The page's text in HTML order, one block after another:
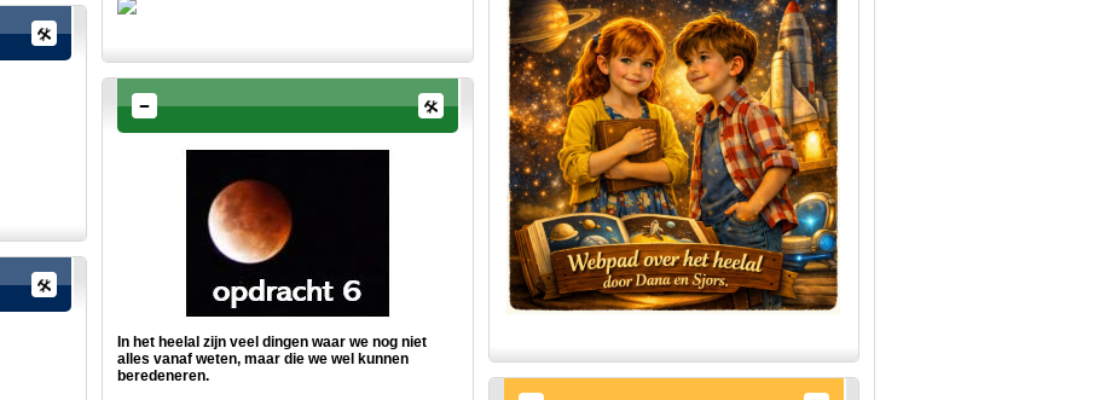
In het heelal zijn veel dingen waar we nog niet
alles vanaf weten, maar die we wel kunnen
beredeneren.